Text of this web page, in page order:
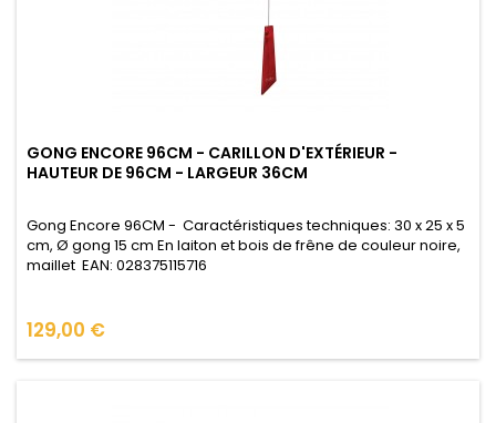
GONG ENCORE 96CM - CARILLON D'EXTÉRIEUR -
HAUTEUR DE 96CM - LARGEUR 36CM
Gong Encore 96CM - Caractéristiques techniques: 30 x 25 x 5
cm, Ø gong 15 cm En laiton et bois de frêne de couleur noire,
maillet EAN: 028375115716
Prix
129,00 €